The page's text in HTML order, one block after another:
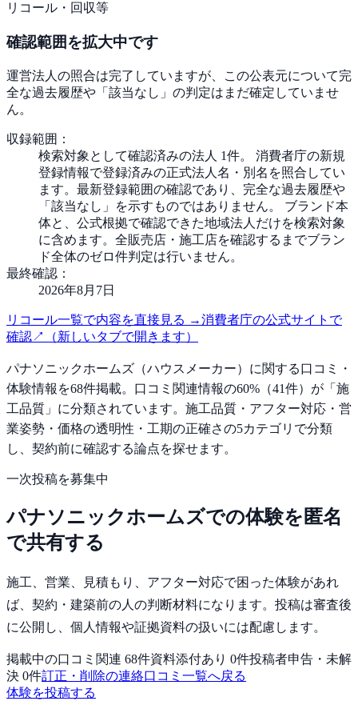
リコール・回収等
確認範囲を拡大中です
運営法人の照合は完了していますが、この公表元について完
全な過去履歴や「該当なし」の判定はまだ確定していませ
ん。
収録範囲：
検索対象として確認済みの法人 1件。 消費者庁の新規
登録情報で登録済みの正式法人名・別名を照合してい
ます。最新登録範囲の確認であり、完全な過去履歴や
「該当なし」を示すものではありません。 ブランド本
体と、公式根拠で確認できた地域法人だけを検索対象
に含めます。全販売店・施工店を確認するまでブラン
ド全体のゼロ件判定は行いません。
最終確認：
2026年8月7日
リコール一覧で内容を直接見る →消費者庁の公式サイトで
確認↗ （新しいタブで開きます）
パナソニックホームズ （ハウスメーカー）に関する口コミ・
体験情報を68件掲載。 口コミ関連情報の60%（41件）が「 施
工品質 」に分類されています。 施工品質・アフター対応・営
業姿勢・価格の透明性・工期の正確さの5カテゴリで分類
し、契約前に確認する論点を探せます。
一次投稿を募集中
パナソニックホームズでの体験を匿名
で共有する
施工、営業、見積もり、アフター対応で困った体験があれ
ば、 契約・建築前の人 の判断材料になります。投稿は審査後
に公開し、個人情報や証拠資料の扱いには配慮します。
掲載中の口コミ関連 68件資料添付あり 0件投稿者申告・未解
決 0件訂正・削除の連絡口コミ一覧へ戻る
体験を投稿する